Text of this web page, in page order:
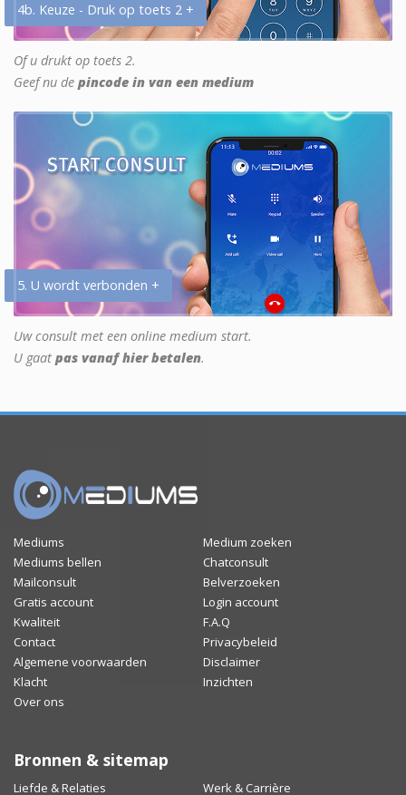
4b. Keuze - Druk op toets 2 +
Of u drukt op toets 2.
Geef nu de pincode in van een medium
5. U wordt verbonden +
Uw consult met een online medium start.
U gaat pas vanaf hier betalen.
Mediums
Medium zoeken
Mediums bellen
Chatconsult
Mailconsult
Belverzoeken
Gratis account
Login account
Kwaliteit
F.A.Q
Contact
Privacybeleid
Algemene voorwaarden
Disclaimer
Klacht
Inzichten
Over ons
Bronnen & sitemap
Liefde & Relaties Werk & Carrière